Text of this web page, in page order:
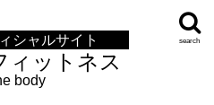
シャルサイト
ィットネス
body
search